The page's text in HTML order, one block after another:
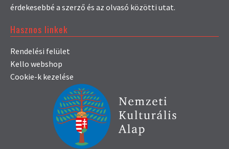
érdekesebbé a szerző és az olvasó közötti utat.
Hasznos linkek
Rendelési felület
Kello webshop
Cookie-k kezelése